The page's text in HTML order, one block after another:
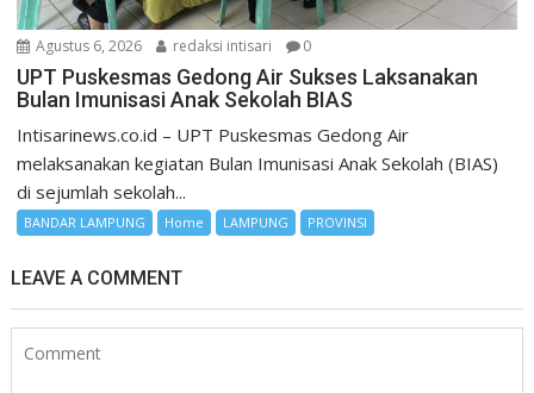
Agustus 6, 2026 redaksi intisari 0
UPT Puskesmas Gedong Air Sukses Laksanakan
Bulan Imunisasi Anak Sekolah BIAS
Intisarinews.co.id – UPT Puskesmas Gedong Air
melaksanakan kegiatan Bulan Imunisasi Anak Sekolah (BIAS)
di sejumlah sekolah...
BANDAR LAMPUNG Home LAMPUNG PROVINSI
LEAVE A COMMENT